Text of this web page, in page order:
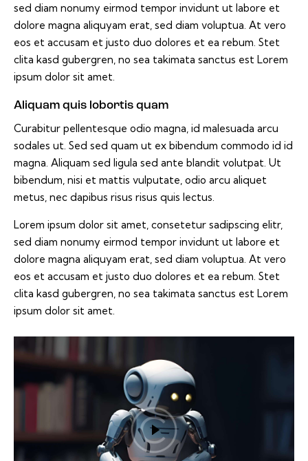
sed diam nonumy eirmod tempor invidunt ut labore et
dolore magna aliquyam erat, sed diam voluptua. At vero
eos et accusam et justo duo dolores et ea rebum. Stet
clita kasd gubergren, no sea takimata sanctus est Lorem
ipsum dolor sit amet.
Aliquam quis lobortis quam
Curabitur pellentesque odio magna, id malesuada arcu
sodales ut. Sed sed quam ut ex bibendum commodo id id
magna. Aliquam sed ligula sed ante blandit volutpat. Ut
bibendum, nisi et mattis vulputate, odio arcu aliquet
metus, nec dapibus risus risus quis lectus.
Lorem ipsum dolor sit amet, consetetur sadipscing elitr,
sed diam nonumy eirmod tempor invidunt ut labore et
dolore magna aliquyam erat, sed diam voluptua. At vero
eos et accusam et justo duo dolores et ea rebum. Stet
clita kasd gubergren, no sea takimata sanctus est Lorem
ipsum dolor sit amet.